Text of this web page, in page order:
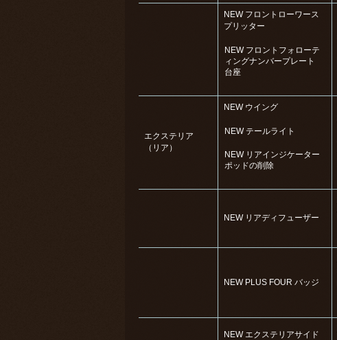
NEW フロントローワース
プリッター
NEW フロントフォローテ
ィングナンバープレート
台座
エクステリア
（リア）
NEW ウイング
NEW テールライト
NEW リアインジケーター
ポッドの削除
NEW リアディフューザー
NEW PLUS FOUR バッジ
NEW エクステリアサイド